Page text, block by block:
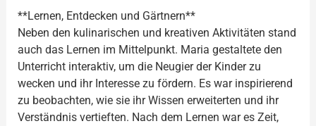
**Lernen, Entdecken und Gärtnern**
Neben den kulinarischen und kreativen Aktivitäten stand
auch das Lernen im Mittelpunkt. Maria gestaltete den
Unterricht interaktiv, um die Neugier der Kinder zu
wecken und ihr Interesse zu fördern. Es war inspirierend
zu beobachten, wie sie ihr Wissen erweiterten und ihr
Verständnis vertieften. Nach dem Lernen war es Zeit,